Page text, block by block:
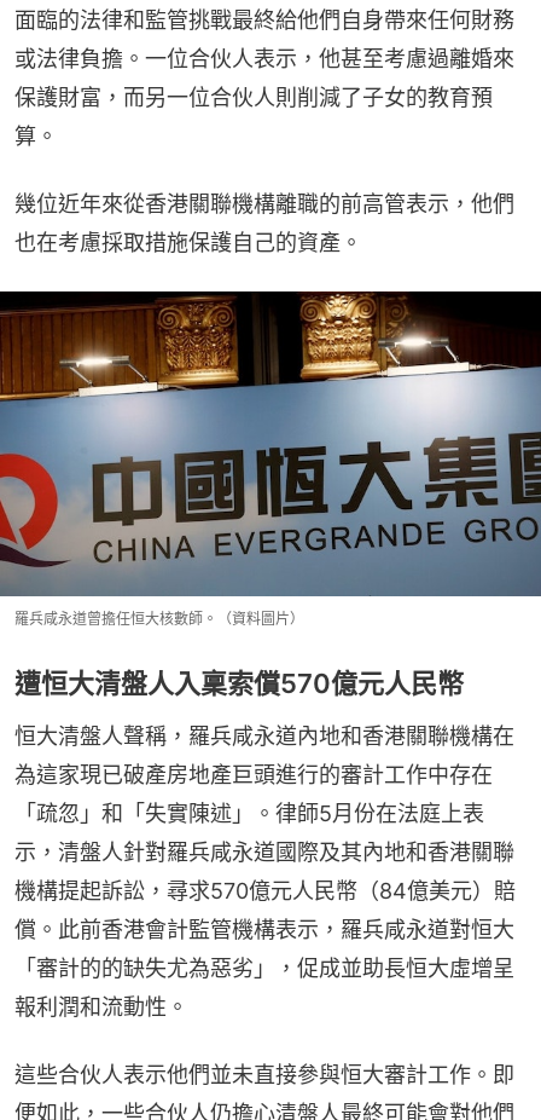
面臨的法律和監管挑戰最終給他們自身帶來任何財務
或法律負擔。一位合伙人表示，他甚至考慮過離婚來
保護財富，而另一位合伙人則削減了子女的教育預
算。
幾位近年來從香港關聯機構離職的前高管表示，他們
也在考慮採取措施保護自己的資產。
羅兵咸永道曾擔任恒大核數師。（資料圖片）
遭恒大清盤人入稟索償570億元人民幣
恒大清盤人聲稱，羅兵咸永道內地和香港關聯機構在
為這家現已破產房地產巨頭進行的審計工作中存在
「疏忽」和「失實陳述」。律師5月份在法庭上表
示，清盤人針對羅兵咸永道國際及其內地和香港關聯
機構提起訴訟，尋求570億元人民幣（84億美元）賠
償。此前香港會計監管機構表示，羅兵咸永道對恒大
「審計的的缺失尤為惡劣」，促成並助長恒大虛增呈
報利潤和流動性。
這些合伙人表示他們並未直接參與恒大審計工作。即
便如此，一些合伙人仍擔心清盤人最終可能會對他們